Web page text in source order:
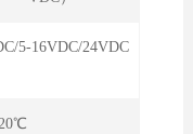
5-16VDC/24VDC